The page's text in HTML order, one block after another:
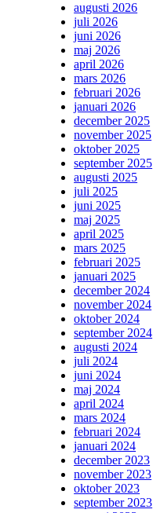
augusti 2026
juli 2026
juni 2026
maj 2026
april 2026
mars 2026
februari 2026
januari 2026
december 2025
november 2025
oktober 2025
september 2025
augusti 2025
juli 2025
juni 2025
maj 2025
april 2025
mars 2025
februari 2025
januari 2025
december 2024
november 2024
oktober 2024
september 2024
augusti 2024
juli 2024
juni 2024
maj 2024
april 2024
mars 2024
februari 2024
januari 2024
december 2023
november 2023
oktober 2023
september 2023